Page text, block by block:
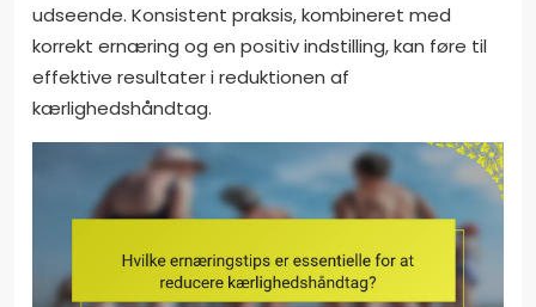
udseende. Konsistent praksis, kombineret med
korrekt ernæring og en positiv indstilling, kan føre til
effektive resultater i reduktionen af
kærlighedshåndtag.